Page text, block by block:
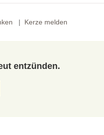
Kerze melden
entzünden.